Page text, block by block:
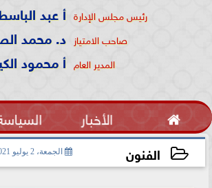
رئيس مجلس الإدارة أ عبد
صاحب الامتياز د. محمد
المدير العام أ محمود
 الأخبار
الفنون الجمعة، 2 يوليو 2021